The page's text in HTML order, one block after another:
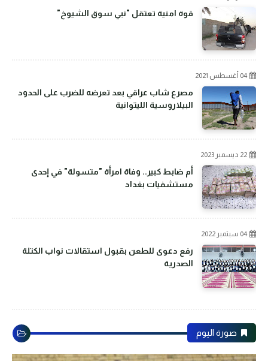
قوة امنية تعتقل "نبي سوق الشيوخ"
04 أغسطس 2021
مصرع شاب عراقي بعد تعرضه للضرب على الحدود
البيلاروسية الليتوانية
22 ديسمبر 2023
أم ضابط كبير.. وفاة امرأة "متسولة" في إحدى
مستشفيات بغداد
04 سبتمبر 2022
رفع دعوى للطعن بقبول استقالات نواب الكتلة
الصدرية
صورة اليوم